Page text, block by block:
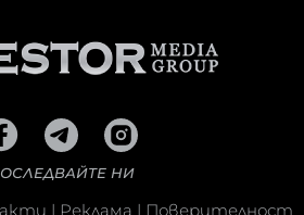
НИ
| Реклама | Поверителност